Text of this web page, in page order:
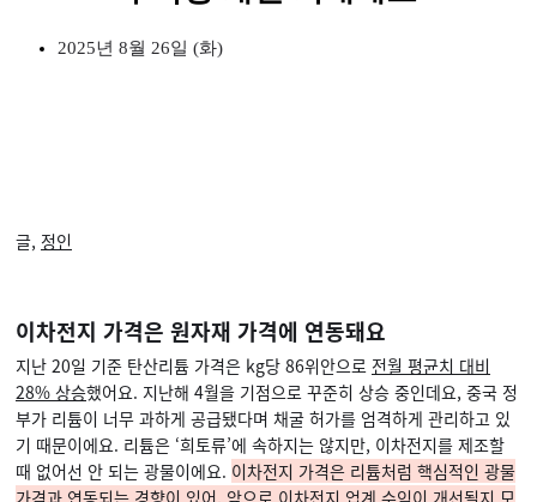
2025년 8월 26일 (화)
글, 정인
이차전지 가격은 원자재 가격에 연동돼요
지난 20일 기준 탄산리튬 가격은 kg당 86위안으로 전월 평균치 대비
28% 상승했어요. 지난해 4월을 기점으로 꾸준히 상승 중인데요, 중국 정
부가 리튬이 너무 과하게 공급됐다며 채굴 허가를 엄격하게 관리하고 있
기 때문이에요. 리튬은 ‘희토류’에 속하지는 않지만, 이차전지를 제조할
때 없어선 안 되는 광물이에요. 이차전지 가격은 리튬처럼 핵심적인 광물
가격과 연동되는 경향이 있어, 앞으로 이차전지 업계 수익이 개선될지 모